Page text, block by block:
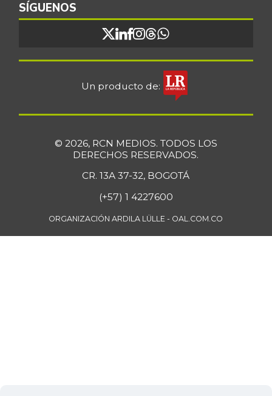
SÍGUENOS
Un producto de:
© 2026, RCN MEDIOS. TODOS LOS
DERECHOS RESERVADOS.
CR. 13A 37-32, BOGOTÁ
(+57) 1 4227600
ORGANIZACIÓN ARDILA LÜLLE - OAL.COM.CO